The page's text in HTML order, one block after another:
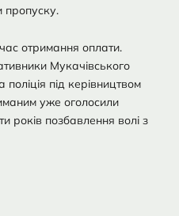
пропуску.
отримання оплати.
Мукачівського
під керівництвом
уже оголосили
років позбавлення волі з